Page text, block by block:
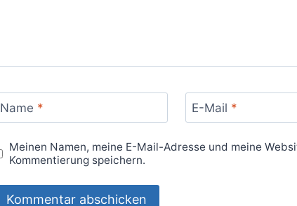
Name * E-Mail *
Meinen Namen, meine E-Mail-Adresse und meine
Kommentierung speichern.